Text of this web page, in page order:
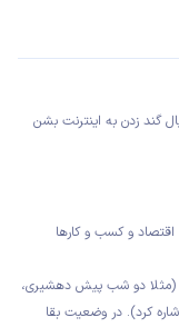
گند زدن به اینترنت بشن
اقتصاد و کسب و کارها
(مثلا دو شب پیش دهشیری،
کرد). در وضعیت بقا